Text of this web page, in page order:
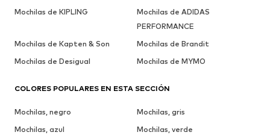
Mochilas de KIPLING
Mochilas de ADIDAS
PERFORMANCE
Mochilas de Kapten & Son
Mochilas de Brandit
Mochilas de Desigual
Mochilas de MYMO
COLORES POPULARES EN ESTA SECCIÓN
Mochilas, negro
Mochilas, gris
Mochilas, azul
Mochilas, verde